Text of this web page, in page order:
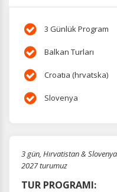
3 Günlük Program
Balkan Turları
Croatıa (hrvatska)
Slovenya
3 gün, Hırvatistan &
2027 turumuz
TUR PROGRAMI: